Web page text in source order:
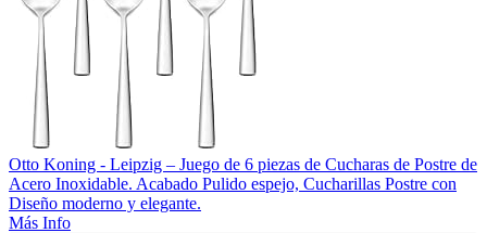
Otto Koning - Leipzig – Juego de 6 piezas de Cucharas de Postre de
Acero Inoxidable. Acabado Pulido espejo, Cucharillas Postre con
Diseño moderno y elegante.
Más Info